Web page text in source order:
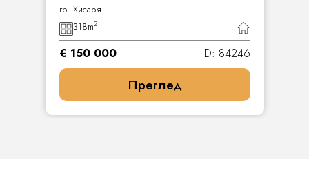
гр. Хисаря
318m2
€ 150 000 ID: 84246
Преглед